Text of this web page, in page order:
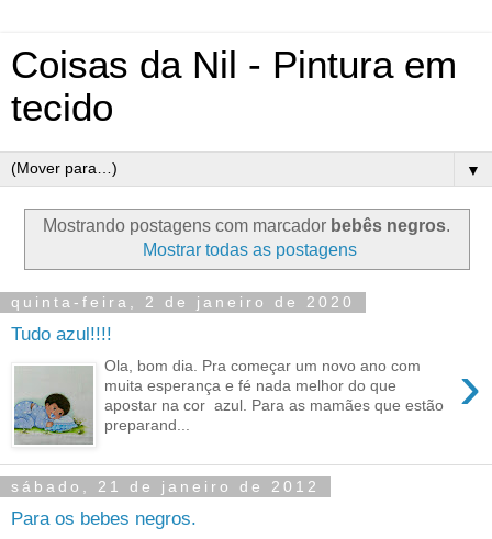
Coisas da Nil - Pintura em
tecido
▼
Mostrando postagens com marcador bebês negros.
Mostrar todas as postagens
quinta-feira, 2 de janeiro de 2020
Tudo azul!!!!
›
Ola, bom dia. Pra começar um novo ano com
muita esperança e fé nada melhor do que
apostar na cor azul. Para as mamães que estão
preparand...
sábado, 21 de janeiro de 2012
Para os bebes negros.